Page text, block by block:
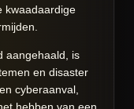
kwaadaardige
aangehaald, is
en disaster
cyberaanval,